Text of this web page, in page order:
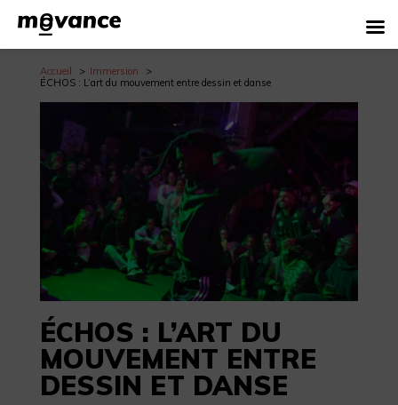
Accueil
Immersion
ÉCHOS : L’art du mouvement entre dessin et danse
ÉCHOS : L’ART DU
MOUVEMENT ENTRE
DESSIN ET DANSE